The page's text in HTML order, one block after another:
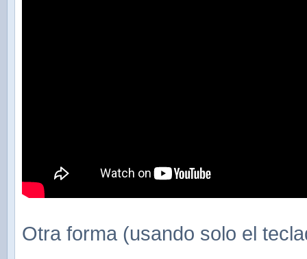
Otra forma (usando solo el